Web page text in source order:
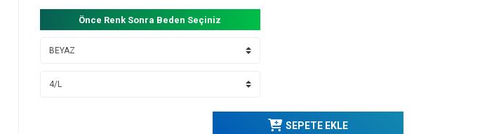
Önce Renk Sonra Beden Seçiniz
SEPETE EKLE